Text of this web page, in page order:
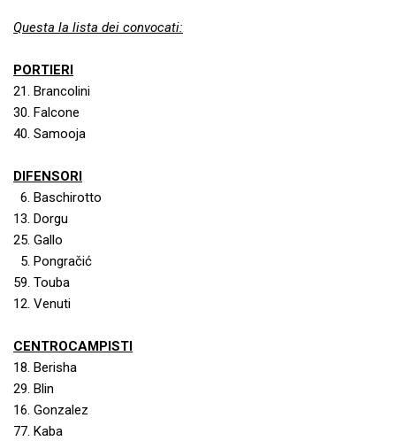
Questa la lista dei convocati:
PORTIERI
21. Brancolini
30. Falcone
40. Samooja
DIFENSORI
6. Baschirotto
13. Dorgu
25. Gallo
5. Pongračić
59. Touba
12. Venuti
CENTROCAMPISTI
18. Berisha
29. Blin
16. Gonzalez
77. Kaba